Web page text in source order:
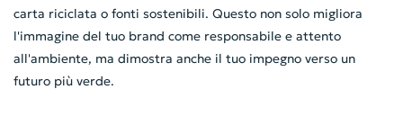
carta riciclata o fonti sostenibili. Questo non solo migliora
l'immagine del tuo brand come responsabile e attento
all'ambiente, ma dimostra anche il tuo impegno verso un
futuro più verde.